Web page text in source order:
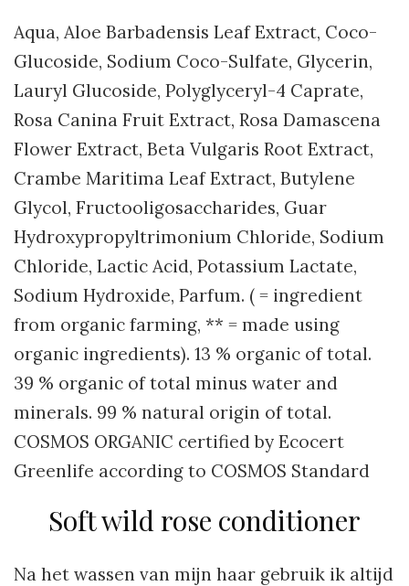
Aqua, Aloe Barbadensis Leaf Extract, Coco-
Glucoside, Sodium Coco-Sulfate, Glycerin,
Lauryl Glucoside, Polyglyceryl-4 Caprate,
Rosa Canina Fruit Extract, Rosa Damascena
Flower Extract, Beta Vulgaris Root Extract,
Crambe Maritima Leaf Extract, Butylene
Glycol, Fructooligosaccharides, Guar
Hydroxypropyltrimonium Chloride, Sodium
Chloride, Lactic Acid, Potassium Lactate,
Sodium Hydroxide, Parfum. ( = ingredient
from organic farming, ** = made using
organic ingredients). 13 % organic of total.
39 % organic of total minus water and
minerals. 99 % natural origin of total.
COSMOS ORGANIC certified by Ecocert
Greenlife according to COSMOS Standard
Soft wild rose conditioner
Na het wassen van mijn haar gebruik ik altijd